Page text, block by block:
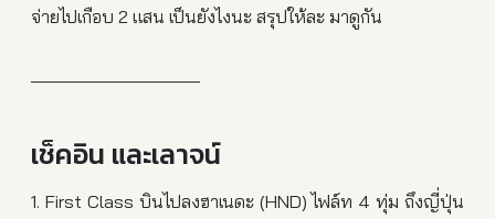
จ่ายไปเกือบ 2 แสน เป็นยังไงนะ สรุปให้ละ มาดูกัน
เช็คอิน และเลาจน์
1. First Class บินไปลงฮาเนดะ (HND) ไฟล์ท 4 ทุ่ม ถึงญี่ปุ่น